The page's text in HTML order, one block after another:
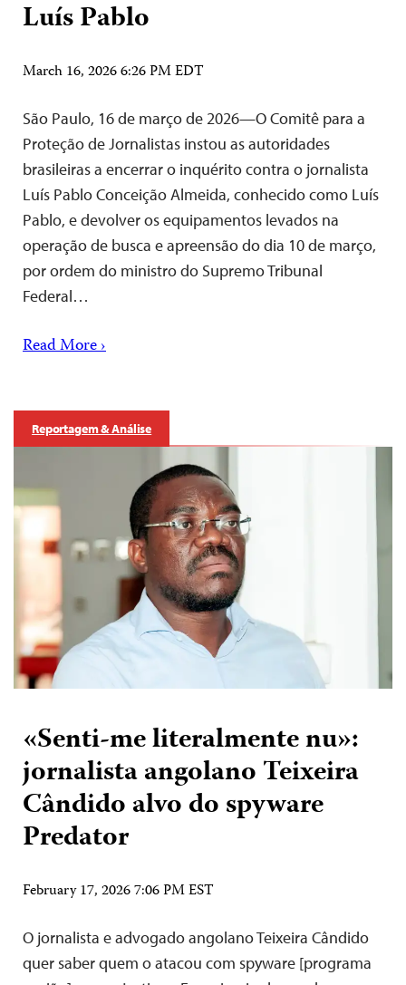
Luís Pablo
March 16, 2026 6:26 PM EDT
São Paulo, 16 de março de 2026—O Comitê para a
Proteção de Jornalistas instou as autoridades
brasileiras a encerrar o inquérito contra o jornalista
Luís Pablo Conceição Almeida, conhecido como Luís
Pablo, e devolver os equipamentos levados na
operação de busca e apreensão do dia 10 de março,
por ordem do ministro do Supremo Tribunal
Federal…
Read More ›
Reportagem & Análise
«Senti-me literalmente nu»:
jornalista angolano Teixeira
Cândido alvo do spyware
Predator
February 17, 2026 7:06 PM EST
O jornalista e advogado angolano Teixeira Cândido
quer saber quem o atacou com spyware [programa